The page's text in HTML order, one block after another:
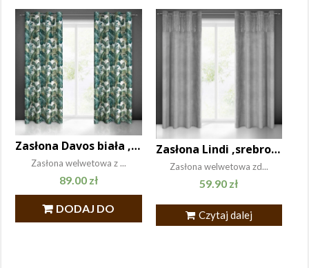
Zasłona Davos biała ,liście 140×250
Zasłona welwetowa z ...
89.00 zł
DODAJ DO
Zasłona Lindi ,srebro, szara 140 x250
Zasłona welwetowa zd...
59.90 zł
Czytaj dalej